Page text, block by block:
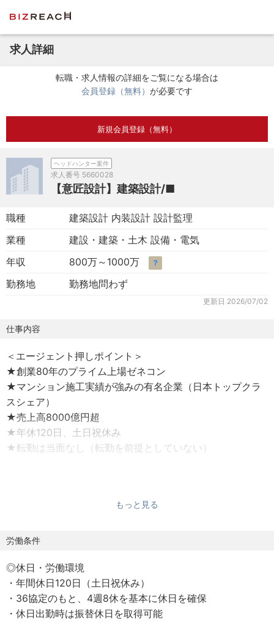
求人詳細
転職・求人情報の詳細をご覧になる場合は
会員登録（無料） が必要です
新規会員登録（無料）
ヘッドハンター案件
求人番号 5660028
【意匠設計】建築設計/■
職種
建築設計 内装設計 設計監理
業種
建設・建築・土木 設備・電気
年収
800万～1000万 ？
勤務地 勤務地問わず
更新日 2026/07/02
仕事内容
＜エージェント押しポイント＞
★創業80年のプライム上場ゼネコン
★マンション施工実績が強みの有名企業（日本トップクラ
スシェア）
★売上高8000億円超
★年休120日、土日祝休み
★転勤は当面なし（転勤を前提としていない）
―――――――――――――――――――――――
プライム市場上場の当社にて、意匠設計業務を担当してい
意匠設計担当者はプロジェクトの推進リーダーとしての役
割を担い、営業・構造設計・設備設計の各担当者と連携し
ながら業務を進めます。
もっと見る
労働条件
◎休日・労働環境
・年間休日120日（土日祝休み）
・36協定のもと、4週8休を基本に休日を確保
・休日出勤時は振替休日を取得可能